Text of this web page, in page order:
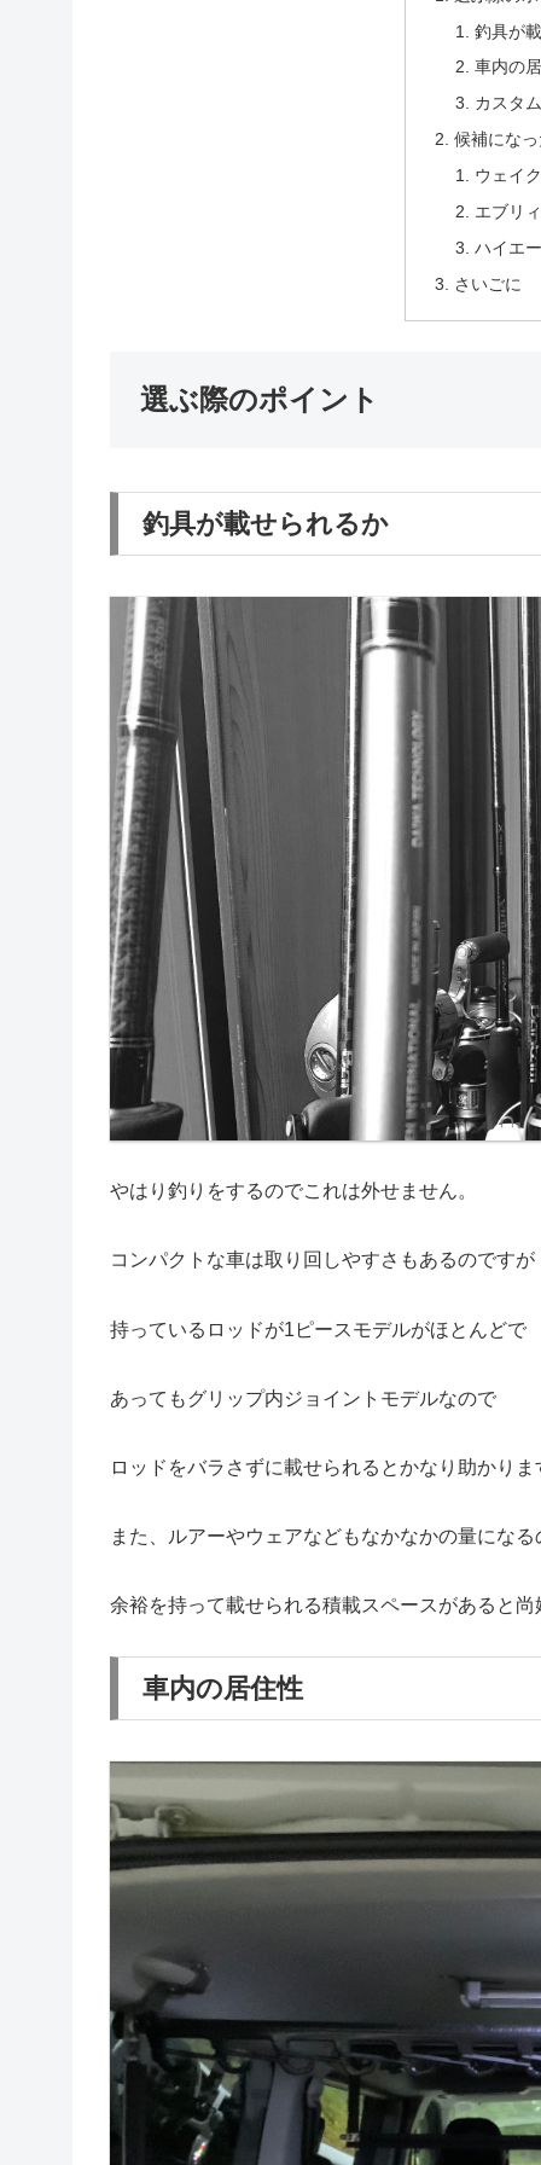
釣具が
車内の
カスタ
候補にな
ウェイ
エブリ
ハイエ
さいごに
選ぶ際のポイント
釣具が載せられるか
やはり釣りをするのでこれは外せません。
コンパクトな車は取り回しやすさもあるのですが
持っているロッドが1ピースモデルがほとんどで
あってもグリップ内ジョイントモデルなので
ロッドをバラさずに載せられるとかなり助かりま
また、ルアーやウェアなどもなかなかの量になる
余裕を持って載せられる積載スペースがあると尚
車内の居住性